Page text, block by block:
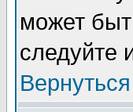
может
следуйте